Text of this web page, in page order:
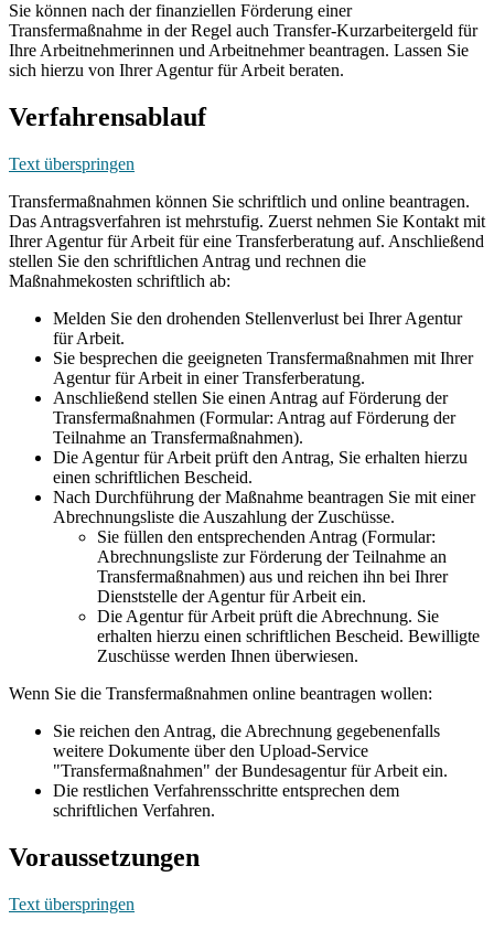
Sie können nach der finanziellen Förderung einer
Transfermaßnahme in der Regel auch Transfer-Kurzarbeitergeld für
Ihre Arbeitnehmerinnen und Arbeitnehmer beantragen. Lassen Sie
sich hierzu von Ihrer Agentur für Arbeit beraten.
Verfahrensablauf
Text überspringen
Transfermaßnahmen können Sie schriftlich und online beantragen.
Das Antragsverfahren ist mehrstufig. Zuerst nehmen Sie Kontakt mit
Ihrer Agentur für Arbeit für eine Transferberatung auf. Anschließend
stellen Sie den schriftlichen Antrag und rechnen die
Maßnahmekosten schriftlich ab:
Melden Sie den drohenden Stellenverlust bei Ihrer Agentur
für Arbeit.
Sie besprechen die geeigneten Transfermaßnahmen mit Ihrer
Agentur für Arbeit in einer Transferberatung.
Anschließend stellen Sie einen Antrag auf Förderung der
Transfermaßnahmen (Formular: Antrag auf Förderung der
Teilnahme an Transfermaßnahmen).
Die Agentur für Arbeit prüft den Antrag, Sie erhalten hierzu
einen schriftlichen Bescheid.
Nach Durchführung der Maßnahme beantragen Sie mit einer
Abrechnungsliste die Auszahlung der Zuschüsse.
Sie füllen den entsprechenden Antrag (Formular:
Abrechnungsliste zur Förderung der Teilnahme an
Transfermaßnahmen) aus und reichen ihn bei Ihrer
Dienststelle der Agentur für Arbeit ein.
Die Agentur für Arbeit prüft die Abrechnung. Sie
erhalten hierzu einen schriftlichen Bescheid. Bewilligte
Zuschüsse werden Ihnen überwiesen.
Wenn Sie die Transfermaßnahmen online beantragen wollen:
Sie reichen den Antrag, die Abrechnung gegebenenfalls
weitere Dokumente über den Upload-Service
"Transfermaßnahmen" der Bundesagentur für Arbeit ein.
Die restlichen Verfahrensschritte entsprechen dem
schriftlichen Verfahren.
Voraussetzungen
Text überspringen